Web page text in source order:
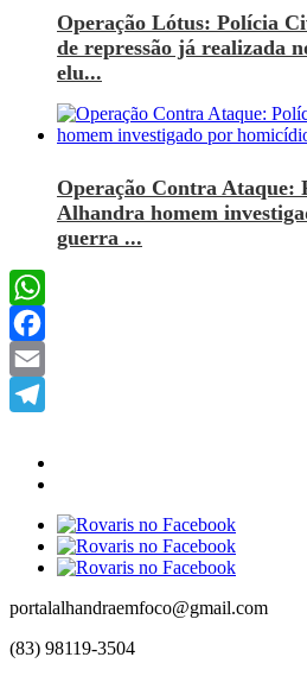
Operação Lótus: Polícia
de repressão já realizada
elu...
Operação Contra Ataque:
Alhandra homem
guerra ...
WhatsApp
Facebook
Email
portalalhandraemfoco@gmail.com
(83) 98119-3504